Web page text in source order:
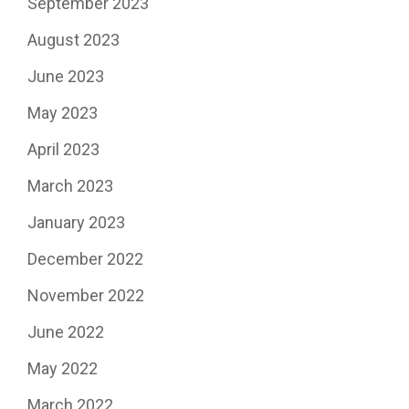
August 2023
June 2023
May 2023
April 2023
March 2023
January 2023
December 2022
November 2022
June 2022
May 2022
March 2022